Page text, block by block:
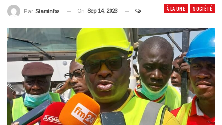
À LA UNE SOCIÉTÉ
Par Siaminfos On Sep 14, 2023